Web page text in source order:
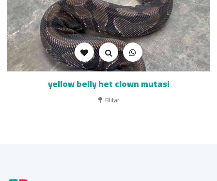
yellow belly het clown mutasi
Blitar